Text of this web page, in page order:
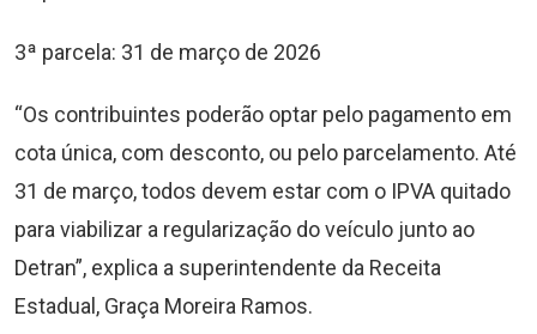
3ª parcela: 31 de março de 2026
“Os contribuintes poderão optar pelo pagamento em
cota única, com desconto, ou pelo parcelamento. Até
31 de março, todos devem estar com o IPVA quitado
para viabilizar a regularização do veículo junto ao
Detran”, explica a superintendente da Receita
Estadual, Graça Moreira Ramos.